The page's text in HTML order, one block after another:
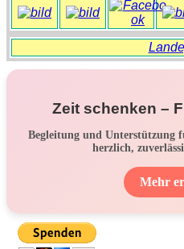
Zeit schenken –
Begleitung und Unterstützung
herzlich,
Mehr